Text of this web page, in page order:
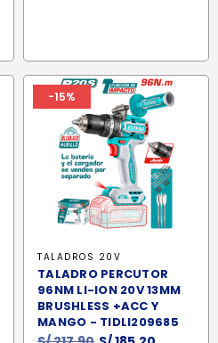
-15%
TALADROS 20V
TALADRO PERCUTOR
96NM LI-ION 20V 13MM
BRUSHLESS +ACC Y
MANGO - TIDLI209685
El